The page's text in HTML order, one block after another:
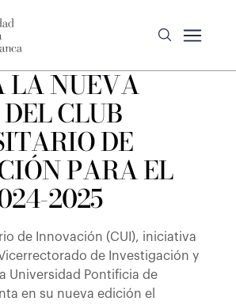
LA NUEVA
CLUB
DE
PARA EL
2025
de Innovación (CUI), iniciativa
de Investigación y
Universidad Pontificia de
en su nueva edición el